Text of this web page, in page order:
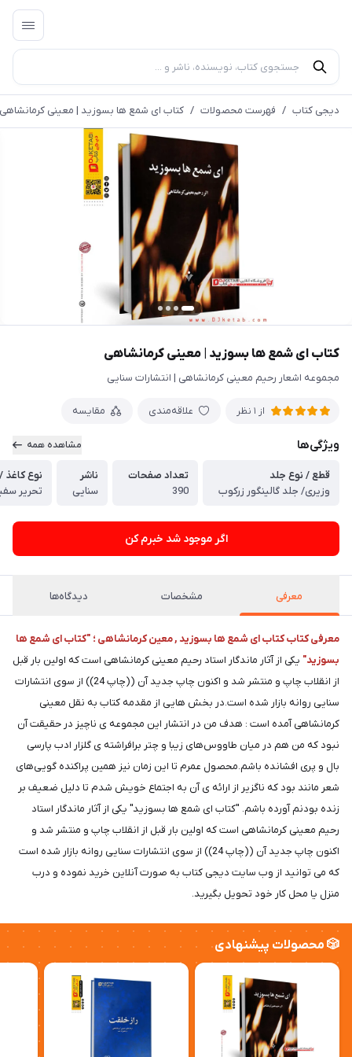
دیجی کتاب / فهرست محصولات / کتاب ای شمع ها بسوزید | معینی کرمانشاهی
کتاب ای شمع ها بسوزید | معینی کرمانشاهی
مجموعه اشعار رحیم معینی کرمانشاهی | انتشارات سنایی
از 1 نظر علاقه‌مندی مقایسه
ویژگی‌ها مشاهده همه
قطع / نوع جلد
وزیری/ جلد گالینگور زرکوب
تعداد صفحات
390
ناشر
سنایی
نوع
تحریر
اگر موجود شد خبرم کن
معرفی مشخصات دیدگاه‌ها
معرفی کتاب کتاب ای شمع ها بسوزید , معین کرمانشاهی ؛ "کتاب ای شمع ها
بسوزید" یکی از آثار ماندگار استاد رحیم معینی کرمانشاهی است که اولین بار قبل
از انقلاب چاپ و منتشر شد و اکنون چاپ جدید آن ((چاپ 24)) از سوی انتشارات
سنایی روانه بازار شده است.در بخش هایی از مقدمه کتاب به نقل معینی
کرمانشاهی آمده است : هدف من در انتشار این مجموعه ی ناچیز در حقیقت آن
نبود که من هم در میان طاووس‌های زیبا و چتر برافراشته ی گلزار ادب پارسی
بال و پری افشانده باشم.محصول عمرم تا این زمان نیز همین پراکنده گویی‌های
شعر مانند بود که ناگزیر از ارائه ی آن به اجتماع خویش شدم تا دلیل ضعیف بر
زنده بودنم آورده باشم. "کتاب ای شمع ها بسوزید" یکی از آثار ماندگار استاد
رحیم معینی کرمانشاهی است که اولین بار قبل از انقلاب چاپ و منتشر شد و
اکنون چاپ جدید آن ((چاپ 24)) از سوی انتشارات سنایی روانه بازار شده است
که می توانید از وب سایت دیجی کتاب به صورت آنلاین خرید نموده و درب
منزل یا محل کار خود تحویل بگیرید.
🎲 محصولات پیشنهادی